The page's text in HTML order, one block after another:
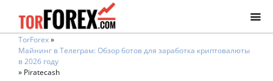
TorForex»
Майнинг в Телеграм: Обзор ботов для заработка криптовалюты
в 2026 году
» Piratecash